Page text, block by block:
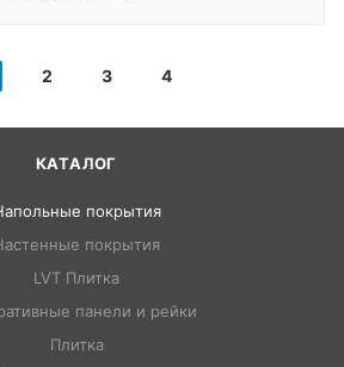
2 3 4
КАТАЛОГ
покрытия
покрытия
LVT Плитка
панели и рейки
Плитка